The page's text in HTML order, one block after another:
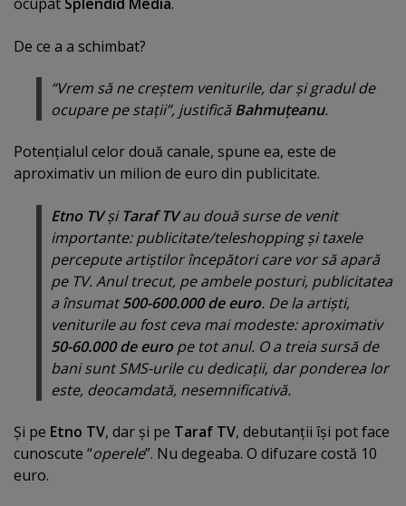
De ce a a schimbat?
“Vrem să ne creştem veniturile, dar şi gradul de
ocupare pe staţii”, justificăBahmuţeanu.
Potenţialul celor două canale, spune ea, este de
aproximativ un milion de euro din publicitate.
Etno TVşi Taraf TVau două surse de venit
importante: publicitate/teleshopping şi taxele
percepute artiştilor începători care vor să apară
pe TV. Anul trecut, pe ambele posturi, publicitatea
a însumat500-600.000 de euro. De la artişti,
veniturile au fost ceva mai modeste: aproximativ
50-60.000 de europe tot anul. O a treia sursă de
bani sunt SMS-urile cu dedicaţii, dar ponderea lor
este, deocamdată, nesemnificativă.
Şi pe Etno TV, dar şi pe Taraf TV, debutanţii îşi pot face
cunoscute “operele”. Nu degeaba. O difuzare costă 10
euro.